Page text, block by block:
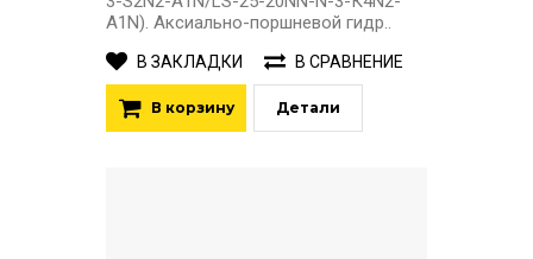
A1N). Аксиально-поршневой гидр..
В ЗАКЛАДКИ В СРАВНЕНИЕ
В корзину Детали